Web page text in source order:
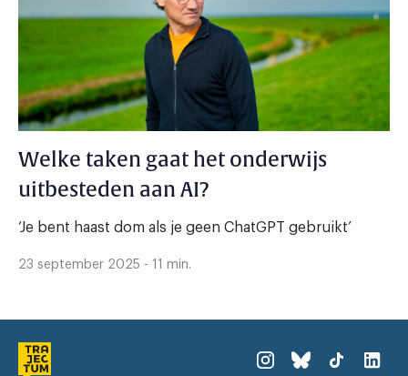
Welke taken gaat het onderwijs
uitbesteden aan AI?
‘Je bent haast dom als je geen ChatGPT gebruikt’
23 september 2025 - 11 min.